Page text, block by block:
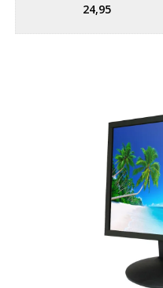
24,95